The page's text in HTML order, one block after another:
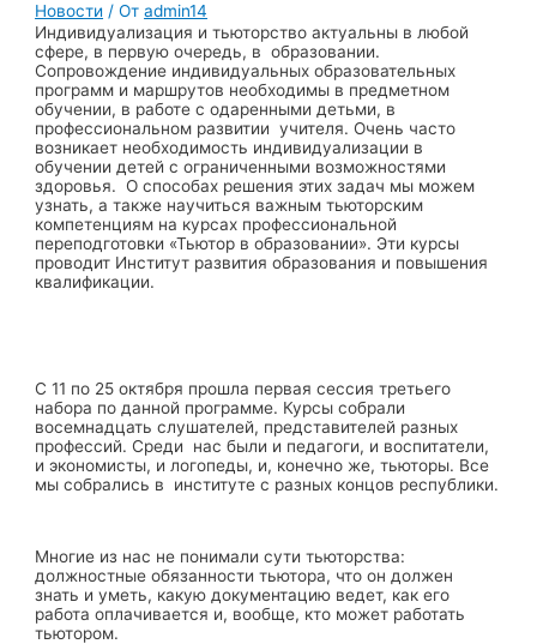
Новости / От admin14
Индивидуализация и тьюторство актуальны в любой
сфере, в первую очередь, в образовании.
Сопровождение индивидуальных образовательных
программ и маршрутов необходимы в предметном
обучении, в работе с одаренными детьми, в
профессиональном развитии учителя. Очень часто
возникает необходимость индивидуализации в
обучении детей с ограниченными возможностями
здоровья. О способах решения этих задач мы можем
узнать, а также научиться важным тьюторским
компетенциям на курсах профессиональной
переподготовки «Тьютор в образовании». Эти курсы
проводит Институт развития образования и повышения
квалификации.
С 11 по 25 октября прошла первая сессия третьего
набора по данной программе. Курсы собрали
восемнадцать слушателей, представителей разных
профессий. Среди нас были и педагоги, и воспитатели,
и экономисты, и логопеды, и, конечно же, тьюторы. Все
мы собрались в институте с разных концов республики.
Многие из нас не понимали сути тьюторства:
должностные обязанности тьютора, что он должен
знать и уметь, какую документацию ведет, как его
работа оплачивается и, вообще, кто может работать
тьютором.